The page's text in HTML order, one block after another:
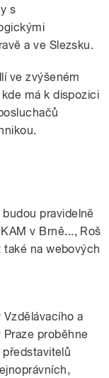
s
a ve Slezsku.
ve zvýšeném
má k dispozici
pravidelně
v Brně..., Roš
na webových
a
proběhne